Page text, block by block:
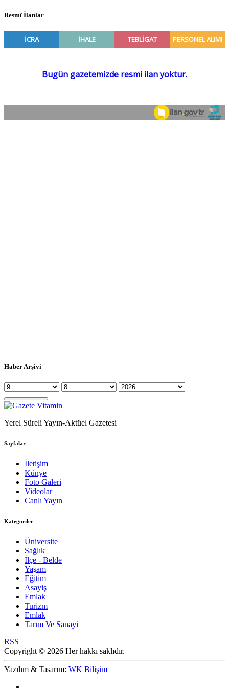
Resmî İlanlar
Haber Arşivi
Yerel Süreli Yayın-Aktüel Gazetesi
Sayfalar
İletişim
Künye
Foto Galeri
Videolar
Canlı Yayın
Kategoriler
Üniversite
Sağlık
İlçe - Belde
Yaşam
Eğitim
Asayiş
Emlak
Turizm
Emlak
Tarım Ve Sanayi
RSS
Copyright © 2026 Her hakkı saklıdır.
Yazılım & Tasarım: WK Bilişim